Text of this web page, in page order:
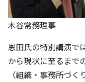
木谷常務理事
恩田氏の特別講演で
から現状に至るまで
（組織・事務所づ